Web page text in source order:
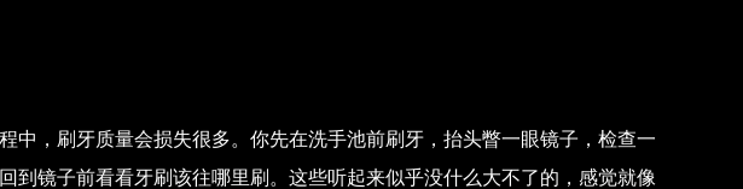
中，刷牙质量会损失很多。你先在洗手池前刷牙，抬头瞥一眼镜子，检查一
到镜子前看看牙刷该往哪里刷。这些听起来似乎没什么大不了的，感觉就像